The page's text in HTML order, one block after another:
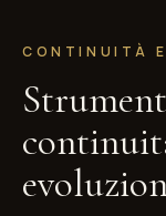
CONTINUITÀ